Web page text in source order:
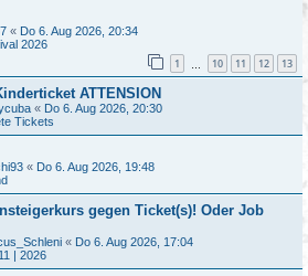
« Do 6. Aug 2026, 20:34
2026
1 10 11 12 13
ATTENSION
« Do 6. Aug 2026, 20:30
Tickets
« Do 6. Aug 2026, 19:48
gegen Ticket(s)! Oder Job
« Do 6. Aug 2026, 17:04
| 2026